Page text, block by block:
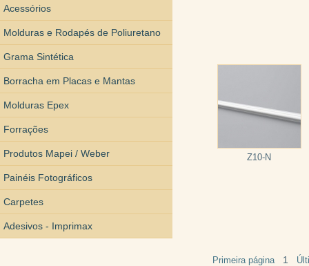
Acessórios
Molduras e Rodapés de Poliuretano
Grama Sintética
Borracha em Placas e Mantas
Molduras Epex
Forrações
Produtos Mapei / Weber
Painéis Fotográficos
Carpetes
Adesivos - Imprimax
Z10-N
Primeira página 1